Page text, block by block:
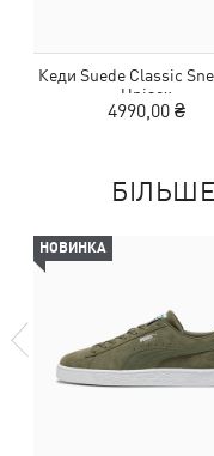
Кеди Suede Classic
Unisex
4990,00 ₴
БІЛЬШЕ
НОВИНКА